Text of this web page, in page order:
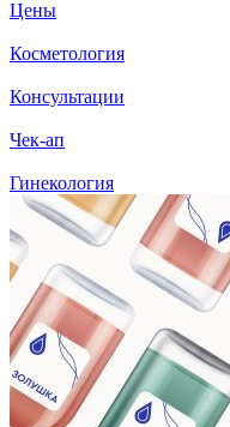
Цены
Косметология
Консультации
Чек-ап
Гинекология